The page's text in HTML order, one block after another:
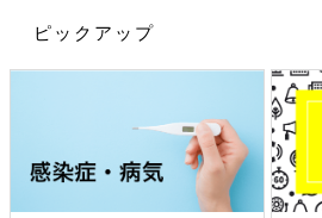
ピックアップ